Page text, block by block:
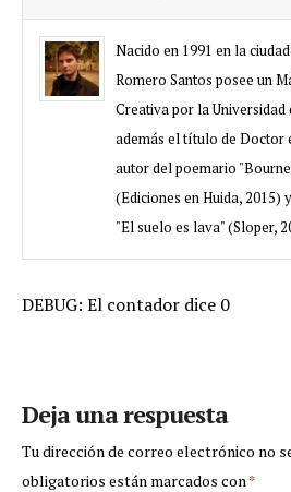
Nacido en 1991 en la
Romero Santos posee un
Creativa por la
además el título de Doctor
autor del poemario
(Ediciones en Huida, 2015)
"El suelo es lava" (Sloper,
DEBUG: El contador dice 0
Deja una respuesta
Tu dirección de correo electrónico no
obligatorios están marcados con*